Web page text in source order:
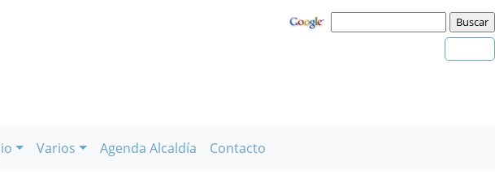
Varios Agenda Alcaldía Contacto